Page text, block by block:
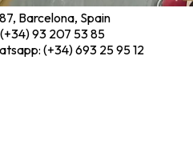
Barcelona, Spain
93 207 53 85
(+34) 693 25 95 12